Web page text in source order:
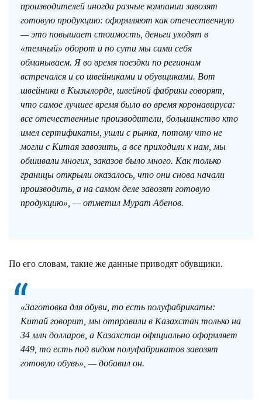
производителей иногда разные компании завозят
готовую продукцию: оформляют как отечественную
— это повышает стоимость, деньги уходят в
«темный» оборот и по сути мы сами себя
обманываем. Я во время поездки по регионам
встречался и со швейниками и обувщиками. Вот
швейники в Кызылорде, швейной фабрики говорят,
что самое лучшее время было во время коронавируса:
все отечественные производители, большинство кто
имел сертификаты, ушли с рынка, потому что не
могли с Китая завозить, а все приходили к нам, мы
обшивали многих, заказов было много. Как только
границы открыли оказалось, что они снова начали
производить, а на самом деле завозят готовую
продукцию», — отметил Мурат Абенов.
По его словам, такие же данные приводят обувщики.
«Заготовка для обуви, то есть полуфабрикаты:
Китай говорит, мы отправили в Казахстан только на
34 млн долларов, а Казахстан официально оформляет
449, то есть под видом полуфабрикатов завозят
готовую обувь», — добавил он.